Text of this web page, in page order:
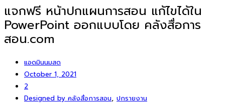
แจกฟรี หน้าปกแผนการสอน แก้ไขได้ใน
PowerPoint ออกแบบโดย คลังสื่อการ
สอน.com
แอดมินนมสด
October 1, 2021
2
Designed by คลังสื่อการสอน, ปกรายงาน